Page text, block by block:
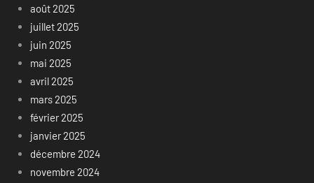
août 2025
juillet 2025
juin 2025
mai 2025
avril 2025
mars 2025
février 2025
janvier 2025
décembre 2024
novembre 2024